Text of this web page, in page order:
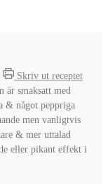
Skriv ut receptet
smaksatt med
& något peppriga
men vanligtvis
& mer uttalad
eller pikant effekt i